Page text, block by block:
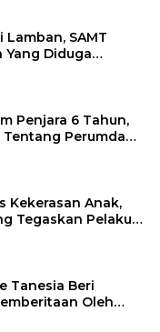
SAMT
Yang Diduga
Penjara 6 Tahun,
Tentang Perumda
Kekerasan Anak,
Tegaskan Pelaku
Tanesia Beri
Oleh